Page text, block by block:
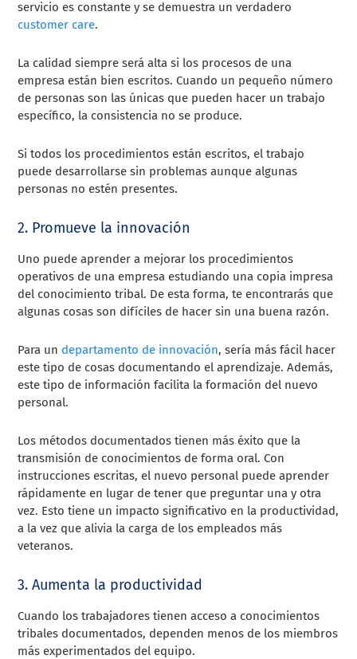
servicio es constante y se demuestra un verdadero
customer care.
La calidad siempre será alta si los procesos de una
empresa están bien escritos. Cuando un pequeño número
de personas son las únicas que pueden hacer un trabajo
específico, la consistencia no se produce.
Si todos los procedimientos están escritos, el trabajo
puede desarrollarse sin problemas aunque algunas
personas no estén presentes.
2. Promueve la innovación
Uno puede aprender a mejorar los procedimientos
operativos de una empresa estudiando una copia impresa
del conocimiento tribal. De esta forma, te encontrarás que
algunas cosas son difíciles de hacer sin una buena razón.
Para un departamento de innovación, sería más fácil hacer
este tipo de cosas documentando el aprendizaje. Además,
este tipo de información facilita la formación del nuevo
personal.
Los métodos documentados tienen más éxito que la
transmisión de conocimientos de forma oral. Con
instrucciones escritas, el nuevo personal puede aprender
rápidamente en lugar de tener que preguntar una y otra
vez. Esto tiene un impacto significativo en la productividad,
a la vez que alivia la carga de los empleados más
veteranos.
3. Aumenta la productividad
Cuando los trabajadores tienen acceso a conocimientos
tribales documentados, dependen menos de los miembros
más experimentados del equipo.